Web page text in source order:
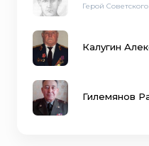
Герой
Калугин
Гилемянов